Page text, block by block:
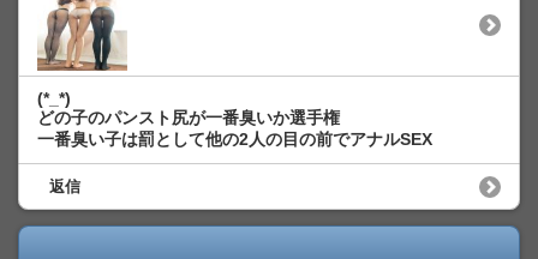
(*_*)
どの子のパンスト尻が一番臭いか選手権
一番臭い子は罰として他の2人の目の前でアナルSEX
返信